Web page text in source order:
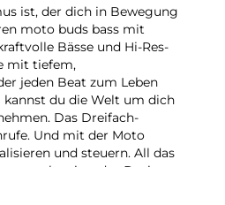
ist, der dich in Bewegung
moto buds bass mit
Bässe und Hi-Res-
mit tiefem,
jeden Beat zum Leben
du die Welt um dich
Das Dreifach-
Und mit der Moto
und steuern. All das
Design.